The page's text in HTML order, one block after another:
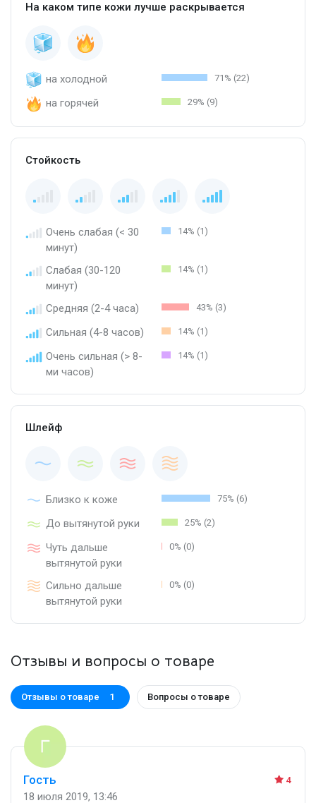
На каком типе кожи лучше раскрывается
на холодной 71% (22)
на горячей 29% (9)
Стойкость
Очень слабая (< 30
минут)
14% (1)
Слабая (30-120
минут)
14% (1)
Средняя (2-4 часа) 43% (3)
Сильная (4-8 часов) 14% (1)
Очень сильная (> 8-
ми часов)
14% (1)
Шлейф
Близко к коже 75% (6)
До вытянутой руки 25% (2)
Чуть дальше
вытянутой руки
0% (0)
Сильно дальше
вытянутой руки
0% (0)
Отзывы и вопросы о товаре
Отзывы о товаре 1 Вопросы о товаре
4
Гость
18 июля 2019, 13:46